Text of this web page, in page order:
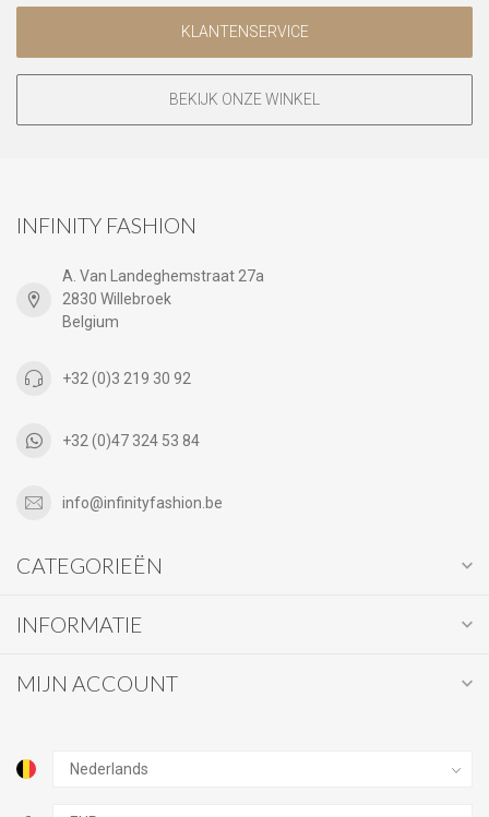
KLANTENSERVICE
BEKIJK ONZE WINKEL
INFINITY FASHION
A. Van Landeghemstraat 27a
2830 Willebroek
Belgium
+32 (0)3 219 30 92
+32 (0)47 324 53 84
info@infinityfashion.be
CATEGORIEËN
INFORMATIE
MIJN ACCOUNT